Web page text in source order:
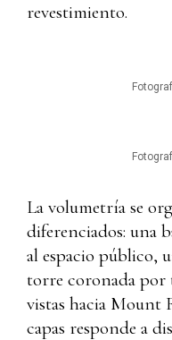
revestimiento.
La volumetría se
diferenciados: una
al espacio público,
torre coronada por
vistas hacia Mount
capas responde a